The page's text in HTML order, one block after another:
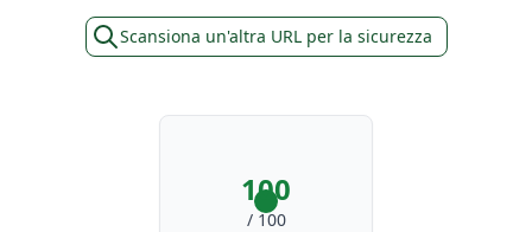
Scansiona un'altra URL per la sicurezza
100
/ 100